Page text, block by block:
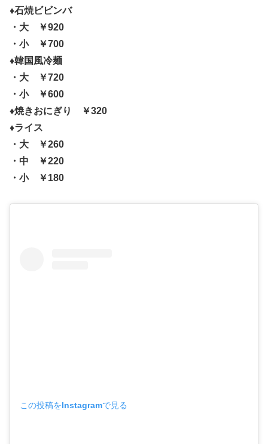
♦石焼ビビンバ
・大 ￥920
・小 ￥700
♦韓国風冷麺
・大 ￥720
・小 ￥600
♦焼きおにぎり ￥320
♦ライス
・大 ￥260
・中 ￥220
・小 ￥180
この投稿をInstagramで見る